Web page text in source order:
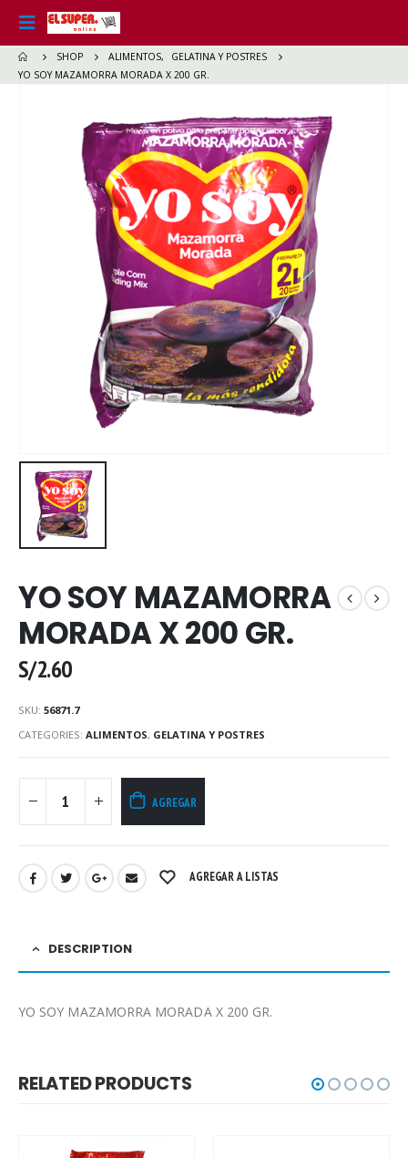
SHOP ALIMENTOS,
GELATINA Y POSTRES
YO SOY MAZAMORRA MORADA X 200 GR.
YO SOY MAZAMORRA
MORADA X 200 GR.
S/2.60
SKU: 56871.7
CATEGORIES: ALIMENTOS, GELATINA Y POSTRES
AGREGAR
AGREGAR A LISTAS
DESCRIPTION
YO SOY MAZAMORRA MORADA X 200 GR.
RELATED PRODUCTS